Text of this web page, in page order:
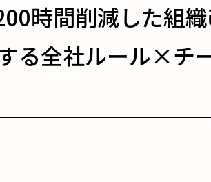
時間削減した組
る全社ルール×チ